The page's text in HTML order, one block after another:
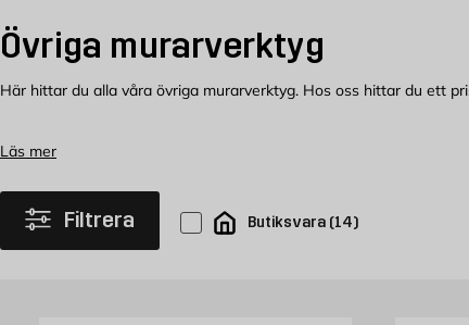
Övriga murarverktyg
Här hittar du alla våra övriga murarverktyg. Hos oss hittar du ett
Övriga murarverktyg hos Byggmax
Läs mer
Filtrera Butiksvara (14)